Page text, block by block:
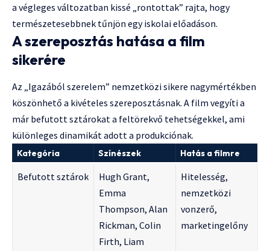
a végleges változatban kissé „rontottak” rajta, hogy
természetesebbnek tűnjön egy iskolai előadáson.
A szereposztás hatása a film
sikerére
Az „Igazából szerelem” nemzetközi sikere nagymértékben
köszönhető a kivételes szereposztásnak. A film vegyíti a
már befutott sztárokat a feltörekvő tehetségekkel, ami
különleges dinamikát adott a produkciónak.
Kategória Színészek Hatás a filmre
Befutott sztárok
Hugh Grant,
Emma
Thompson, Alan
Rickman, Colin
Firth, Liam
Hitelesség,
nemzetközi
vonzerő,
marketingelőny